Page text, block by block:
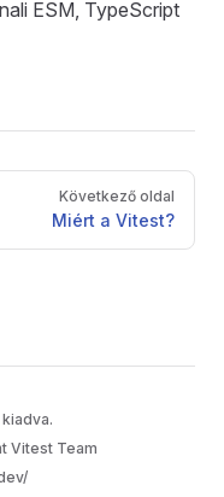
ESM, TypeScript
Következő oldal
Miért a Vitest?
Vitest Team